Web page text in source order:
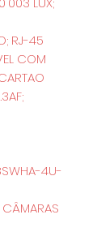
RJ-45
COM
4U-